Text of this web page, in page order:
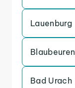
Lauenburg
Blaubeuren
Bad Urach